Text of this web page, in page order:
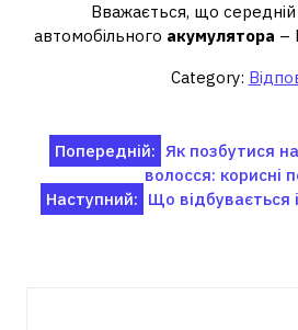
Вважається, що середній
автомобільного акумулятора –
Category:
Навігація
записів
Попередній: Як позбутися
волосся: корисні
Наступний: Що відбувається